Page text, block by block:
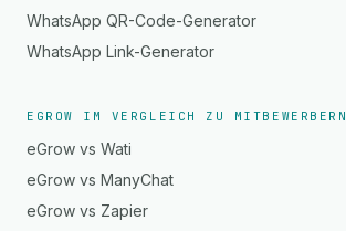
WhatsApp QR-Code-Generator
WhatsApp Link-Generator
EGROW IM VERGLEICH ZU MITBEWERBERN
eGrow vs Wati
eGrow vs ManyChat
eGrow vs Zapier